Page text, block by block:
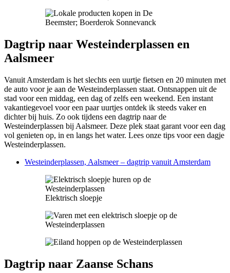
Dagtrip naar Westeinderplassen en
Aalsmeer
Vanuit Amsterdam is het slechts een uurtje fietsen en 20 minuten met
de auto voor je aan de Westeinderplassen staat. Ontsnappen uit de
stad voor een middag, een dag of zelfs een weekend. Een instant
vakantiegevoel voor een paar uurtjes ontdek ik steeds vaker en
dichter bij huis. Zo ook tijdens een dagtrip naar de
Westeinderplassen bij Aalsmeer. Deze plek staat garant voor een dag
vol genieten op, in en langs het water. Lees onze tips voor een dagje
Westeinderplassen.
Westeinderplassen, Aalsmeer – dagtrip vanuit Amsterdam
Elektrisch sloepje
Dagtrip naar Zaanse Schans